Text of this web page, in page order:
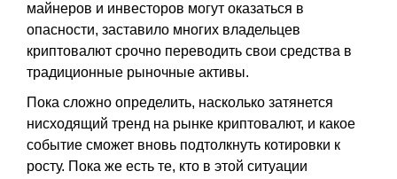
майнеров и инвесторов могут оказаться в
опасности, заставило многих владельцев
криптовалют срочно переводить свои средства в
традиционные рыночные активы.
Пока сложно определить, насколько затянется
нисходящий тренд на рынке криптовалют, и какое
событие сможет вновь подтолкнуть котировки к
росту. Пока же есть те, кто в этой ситуации